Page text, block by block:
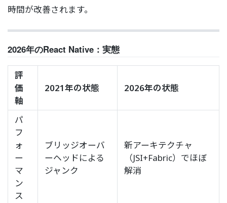
時間が改善されます。
2026年のReact Native：実態
評
価
軸
2021年の状態 2026年の状態
パ
フ
ォ
ー
マ
ン
ス
ブリッジオーバ
ーヘッドによる
ジャンク
新アーキテクチャ
（JSI+Fabric）でほぼ
解消